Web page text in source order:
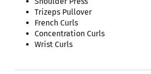
Trizeps Pullover
French Curls
Concentration Curls
Wrist Curls